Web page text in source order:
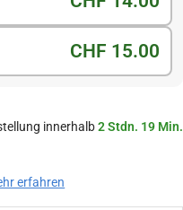
CHF 15.00
innerhalb2 Stdn. 19 Min.
erfahren